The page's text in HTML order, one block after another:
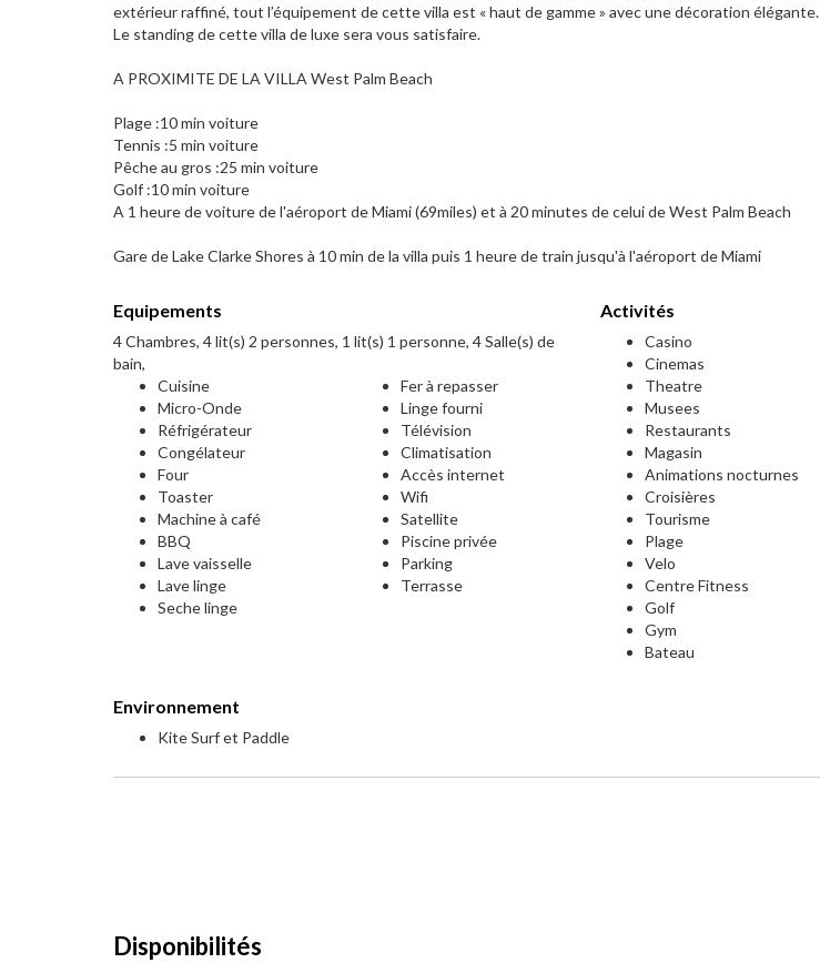
extérieur raffiné, tout l’équipement de cette villa est « haut de gamme » avec une décoration élégante.
Le standing de cette villa de luxe sera vous satisfaire.
A PROXIMITE DE LA VILLA West Palm Beach
Plage :10 min voiture
Tennis :5 min voiture
Pêche au gros :25 min voiture
Golf :10 min voiture
A 1 heure de voiture de l'aéroport de Miami (69miles) et à 20 minutes de celui de West Palm Beach
Gare de Lake Clarke Shores à 10 min de la villa puis 1 heure de train jusqu'à l'aéroport de Miami
Equipements
4 Chambres, 4 lit(s) 2 personnes, 1 lit(s) 1 personne, 4 Salle(s) de
bain,
Cuisine
Micro-Onde
Réfrigérateur
Congélateur
Four
Toaster
Machine à café
BBQ
Lave vaisselle
Lave linge
Seche linge
Fer à repasser
Linge fourni
Télévision
Climatisation
Accès internet
Wifi
Satellite
Piscine privée
Parking
Terrasse
Activités
Casino
Cinemas
Theatre
Musees
Restaurants
Magasin
Animations nocturnes
Croisières
Tourisme
Plage
Velo
Centre Fitness
Golf
Gym
Bateau
Environnement
Kite Surf et Paddle
Disponibilités